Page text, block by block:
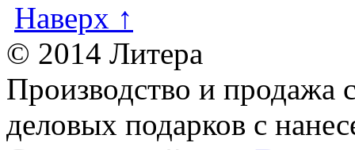
Наверх ↑
© 2014 Литера
Производство и продажа
деловых подарков с